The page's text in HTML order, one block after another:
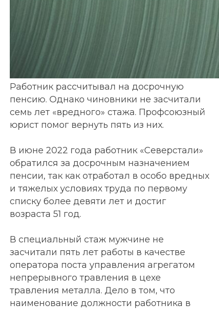
Работник рассчитывал на досрочную
пенсию. Однако чиновники не засчитали
семь лет «вредного» стажа. Профсоюзный
юрист помог вернуть пять из них.
В июне 2022 года работник «Северстали»
обратился за досрочным назначением
пенсии, так как отработал в особо вредных
и тяжелых условиях труда по первому
списку более девяти лет и достиг
возраста 51 год.
В специальный стаж мужчине не
засчитали пять лет работы в качестве
оператора поста управления агрегатом
непрерывного травления в цехе
травления металла. Дело в том, что
наименование должности работника в